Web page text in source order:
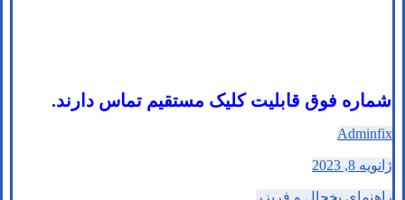
شماره فوق قابلیت کلیک مستقیم تماس دارند.
Adminfix
ژانویه 8, 2023